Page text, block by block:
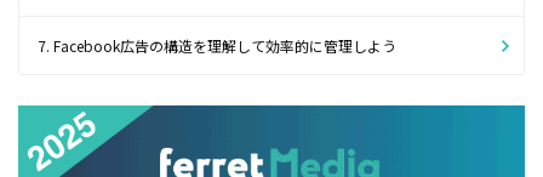
7. Facebook広告の構造を理解して効率的に管理しよう